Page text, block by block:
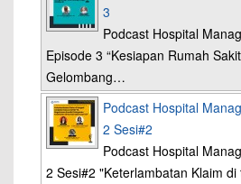
3
Podcast Hospital
Episode 3 “Kesiapan Rumah
Gelombang…
Podcast Hospital
2 Sesi#2
Podcast Hospital
2 Sesi#2 "Keterlambatan Klaim